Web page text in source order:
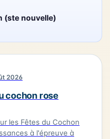
(ste nouvelle)
2026
cochon rose
les Fêtes du Cochon
à l'épreuve à